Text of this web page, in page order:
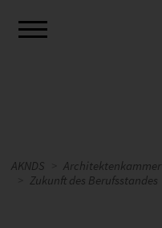
AKNDS Architektenkammer
Zukunft des Berufsstandes